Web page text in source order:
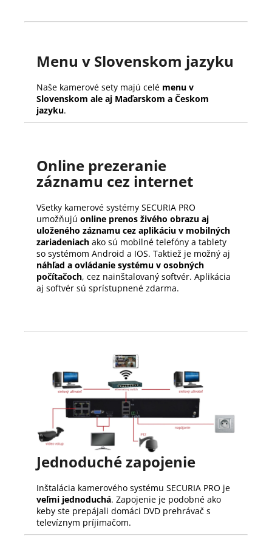
Menu v Slovenskom jazyku
Naše kamerové sety majú celé menu v
Slovenskom ale aj Maďarskom a Českom
jazyku.
Online prezeranie
záznamu cez internet
Všetky kamerové systémy SECURIA PRO
umožňujú online prenos živého obrazu aj
uloženého záznamu cez aplikáciu v mobilných
zariadeniach ako sú mobilné telefóny a tablety
so systémom Android a IOS. Taktiež je možný aj
náhľad a ovládanie systému v osobných
počítačoch, cez nainštalovaný softvér. Aplikácia
aj softvér sú sprístupnené zdarma.
Jednoduché zapojenie
Inštalácia kamerového systému SECURIA PRO je
veľmi jednoduchá. Zapojenie je podobné ako
keby ste prepájali domáci DVD prehrávač s
televíznym príjimačom.